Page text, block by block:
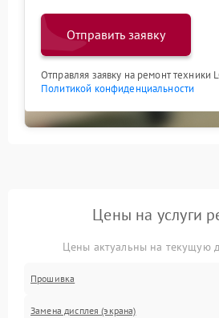
Отправить заявку
Отправляя заявку на ремонт техники
Политикой конфиденциальности
Цены на услуги
Цены актуальны на текущую
Прошивка
Замена дисплея (экрана)